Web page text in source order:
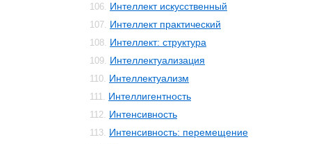
106. Интеллект искусственный
107. Интеллект практический
108. Интеллект: структура
109. Интеллектуализация
110. Интеллектуализм
111. Интеллигентность
112. Интенсивность
113. Интенсивность: перемещение